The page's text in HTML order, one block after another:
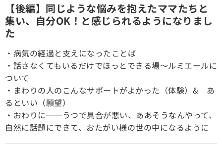
【後編】同じような悩みを抱えたママたちと
集い、自分OK！と感じられるようになりまし
た
・病気の経過と支えになったことば
・話さなくてもいるだけでほっとできる場〜ルミエールに
ついて
・まわりの人のこんなサポートがよかった（体験）& あ
るといい（願望）
・おわりに──うつで具合が悪い、ああそうなんやって、
自然に話題にできて、おたがい様の世の中になるように